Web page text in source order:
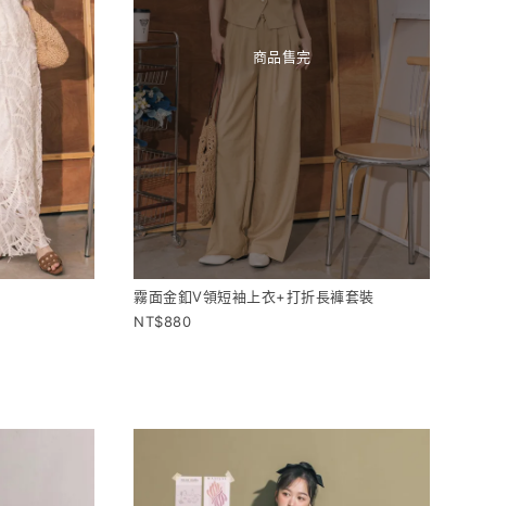
商品售完
霧面金釦V領短袖上衣+打折長褲套裝
880